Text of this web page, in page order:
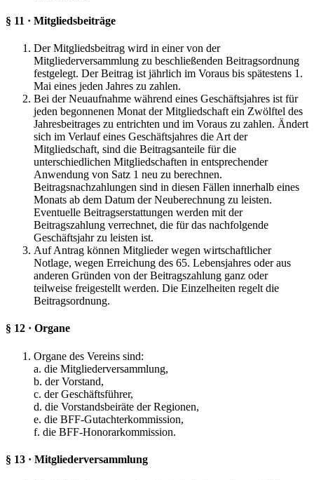
§ 11 · Mitgliedsbeiträge
Der Mitgliedsbeitrag wird in einer von der
Mitgliederversammlung zu beschließenden Beitragsordnung
festgelegt. Der Beitrag ist jährlich im Voraus bis spätestens 1.
Mai eines jeden Jahres zu zahlen.
Bei der Neuaufnahme während eines Geschäftsjahres ist für
jeden begonnenen Monat der Mitgliedschaft ein Zwölftel des
Jahresbeitrages zu entrichten und im Voraus zu zahlen. Ändert
sich im Verlauf eines Geschäftsjahres die Art der
Mitgliedschaft, sind die Beitragsanteile für die
unterschiedlichen Mitgliedschaften in entsprechender
Anwendung von Satz 1 neu zu berechnen.
Beitragsnachzahlungen sind in diesen Fällen innerhalb eines
Monats ab dem Datum der Neuberechnung zu leisten.
Eventuelle Beitragserstattungen werden mit der
Beitragszahlung verrechnet, die für das nachfolgende
Geschäftsjahr zu leisten ist.
Auf Antrag können Mitglieder wegen wirtschaftlicher
Notlage, wegen Erreichung des 65. Lebensjahres oder aus
anderen Gründen von der Beitragszahlung ganz oder
teilweise freigestellt werden. Die Einzelheiten regelt die
Beitragsordnung.
§ 12 · Organe
Organe des Vereins sind:
a. die Mitgliederversammlung,
b. der Vorstand,
c. der Geschäftsführer,
d. die Vorstandsbeiräte der Regionen,
e. die BFF-Gutachterkommission,
f. die BFF-Honorarkommission.
§ 13 · Mitgliederversammlung